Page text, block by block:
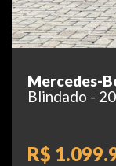
Mercedes-
Blindado -
R$